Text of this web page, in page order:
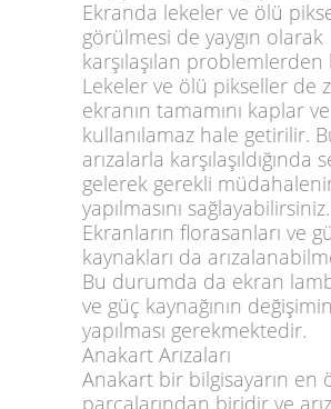
Ekranda lekeler ve ölü
görülmesi de yaygın olarak
karşılaşılan
Lekeler ve ölü pikseller de
ekranın tamamını kaplar ve
kullanılamaz hale getirilir.
arızalarla karşılaşıldığında
gelerek gerekli
yapılmasını sağlayabilirsiniz.
Ekranların florasanları ve
kaynakları da
Bu durumda da ekran
ve güç kaynağının
yapılması gerekmektedir.
Anakart Arızaları
Anakart bir bilgisayarın en
parçalarından biridir ve